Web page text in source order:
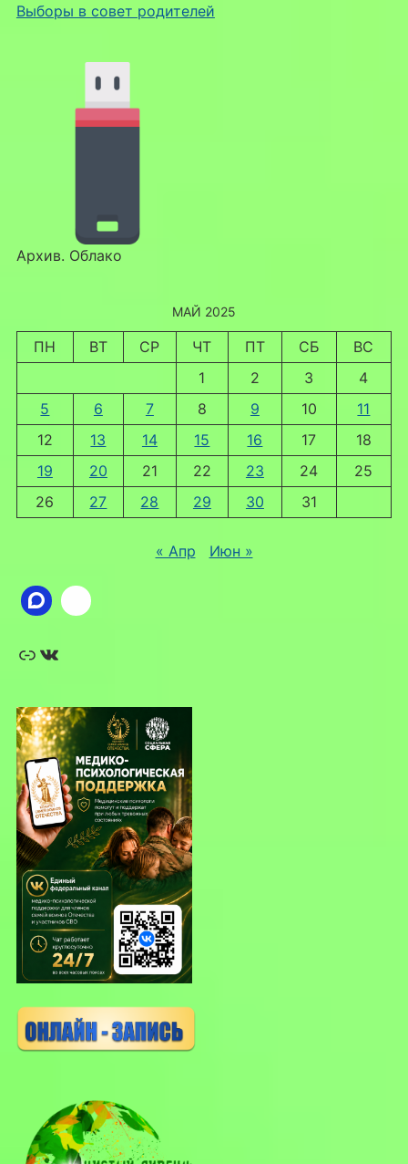
Выборы в совет родителей
Архив. Облако
МАЙ 2025
ПН ВТ СР ЧТ ПТ СБ
ВС
1
2 3
4
5
6 7 8 9 10
11
12
13 14 15 16 17
18
19
20 21 22 23 24
25
26
27 28 29 30 31
« Апр Июн »
Ссылка